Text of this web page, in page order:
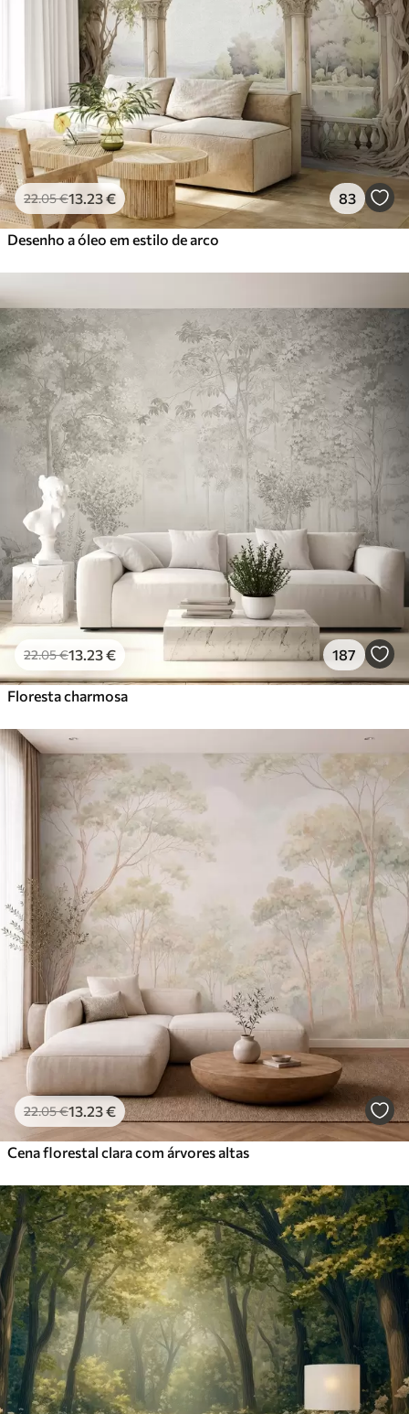
22.05€13 .23€ 83
Desenho a óleo em estilo de arco
22.05€13 .23€ 187
Floresta charmosa
22.05€13 .23€
Cena florestal clara com árvores altas